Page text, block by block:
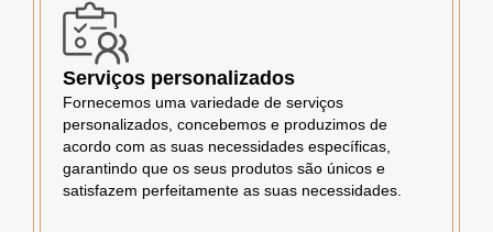
Serviços personalizados
Fornecemos uma variedade de serviços
personalizados, concebemos e produzimos de
acordo com as suas necessidades específicas,
garantindo que os seus produtos são únicos e
satisfazem perfeitamente as suas necessidades.